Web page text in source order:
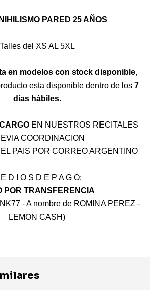
PARED 25 AÑOS
Talles del XS AL 5XL
en modelos con stock disponible,
esta disponible dentro de los 7
días hábiles.
EN NUESTROS RECITALES
COORDINACION
PAIS POR CORREO ARGENTINO
D I O S D E P A G O:
POR TRANSFERENCIA
- A nombre de ROMINA PEREZ -
LEMON CASH)